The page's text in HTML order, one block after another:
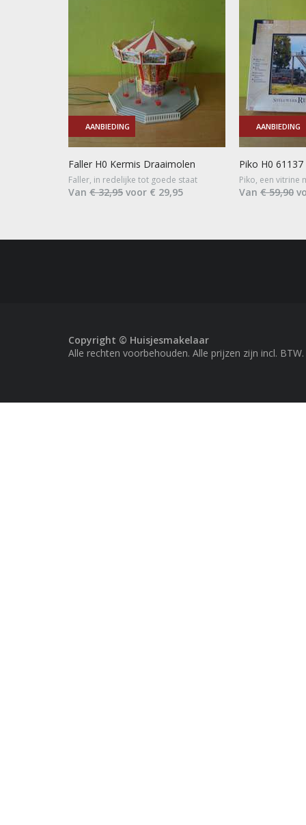
AANBIEDING
Faller H0 Kermis Draaimolen
Faller, in redelijke tot goede staat
Van € 32,95 voor € 29,95
AANBIEDING
Piko H0
Piko, een vitrine
Van € 59,90
Copyright © Huisjesmakelaar
Alle rechten voorbehouden. Alle prijzen zijn incl. BTW.